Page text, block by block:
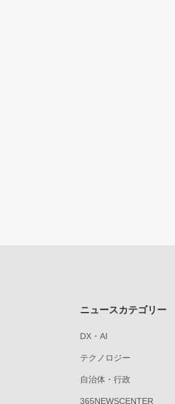
ニュースカテゴリー
DX・AI
テクノロジー
自治体・行政
365NEWSCENTER